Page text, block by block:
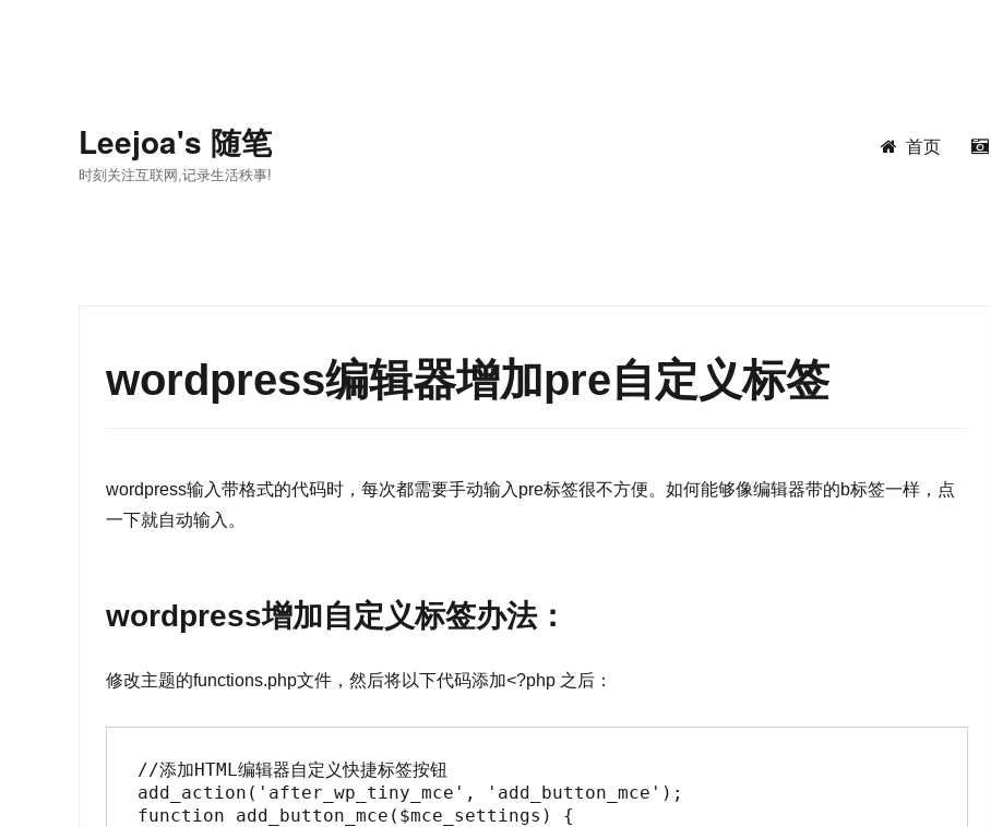
Leejoa's 随笔
时刻关注互联网,记录生活秩事!
首页
wordpress编辑器增加pre自定义标签
wordpress输入带格式的代码时，每次都需要手动输入pre标签很不方便。如何能够像编辑器带的b标签一样，点
一下就自动输入。
wordpress增加自定义标签办法：
修改主题的functions.php文件，然后将以下代码添加<?php 之后：
//添加HTML编辑器自定义快捷标签按钮
add_action('after_wp_tiny_mce', 'add_button_mce');
function add_button_mce($mce_settings) {